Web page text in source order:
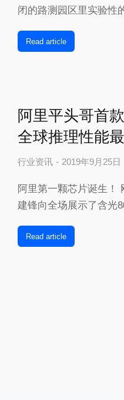
闭的路测园区里实验性
Read article
阿里平头哥首
全球推理性能
行业资讯 2019年9月25日
阿里第一颗芯片诞生！
建锋向全场展示了含光
Read article